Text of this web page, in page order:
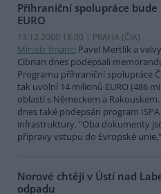
Příhraniční spolupráce
EURO
13.12.2000 18:00 | PRAHA (ČIA)
Ministr financí Pavel Mertlík a
Cibrian dnes podepsali
Programu příhraniční spolupráce
tak uvolní 14 milionů EURO (486
oblastí s Německem a
dnes také podepsán program
infrastruktury. "Oba dokumenty
přípravy vstupu do Evropské
Norové chtějí v Ústí nad
odpadu